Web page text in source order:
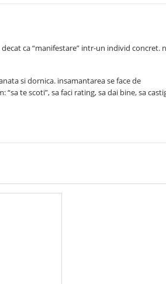
ca “manifestare” intr-un individ concret.
si dornica. insamantarea se face de
te scoti”, sa faci rating, sa dai bine, sa